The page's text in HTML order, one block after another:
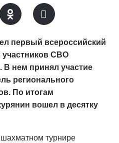
первый всероссийский
СВО
нем принял участие
регионального
По итогам
вошел в десятку
турнире